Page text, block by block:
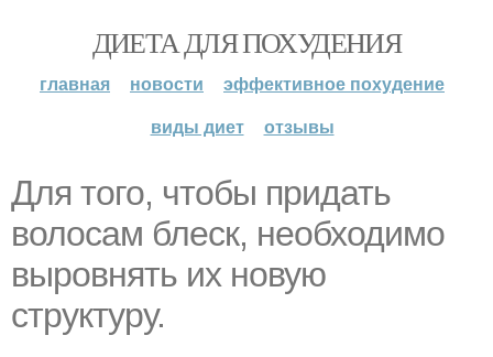
ДИЕТА ДЛЯ ПОХУДЕНИЯ
главная новости
эффективное похудение
виды диет
отзывы
Для того, чтобы придать
волосам блеск, необходимо
выровнять их новую
структуру.